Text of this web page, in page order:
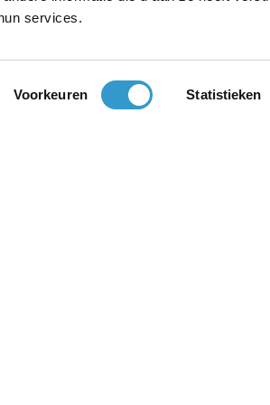
services.
Voorkeuren Statistieken